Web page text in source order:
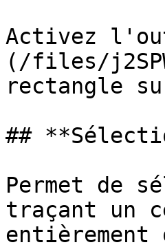
Activez
(/files/
rectangle
##
Permet de
traçant un